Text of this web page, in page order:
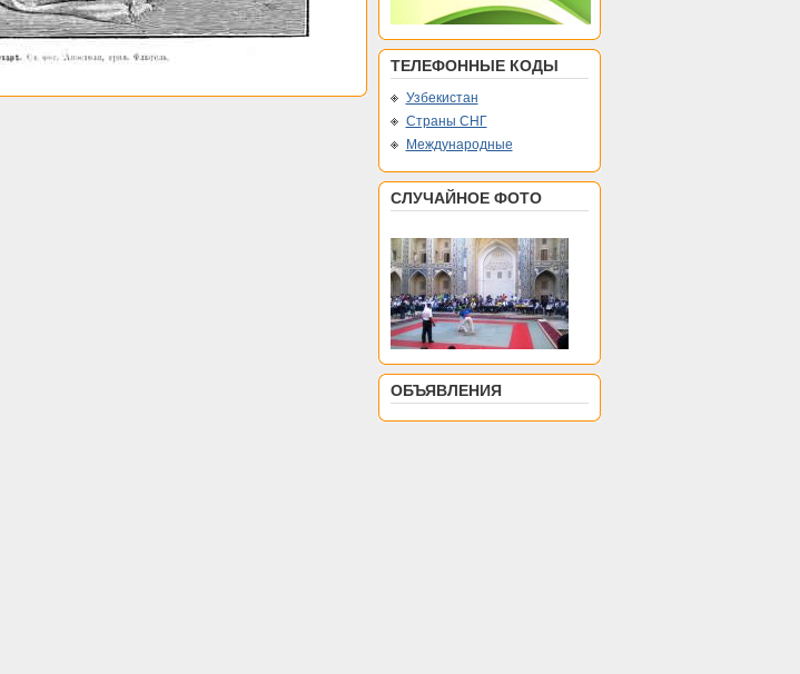
ТЕЛЕФОННЫЕ КОДЫ
Узбекистан
Страны СНГ
Международные
СЛУЧАЙНОЕ ФОТО
ОБЪЯВЛЕНИЯ